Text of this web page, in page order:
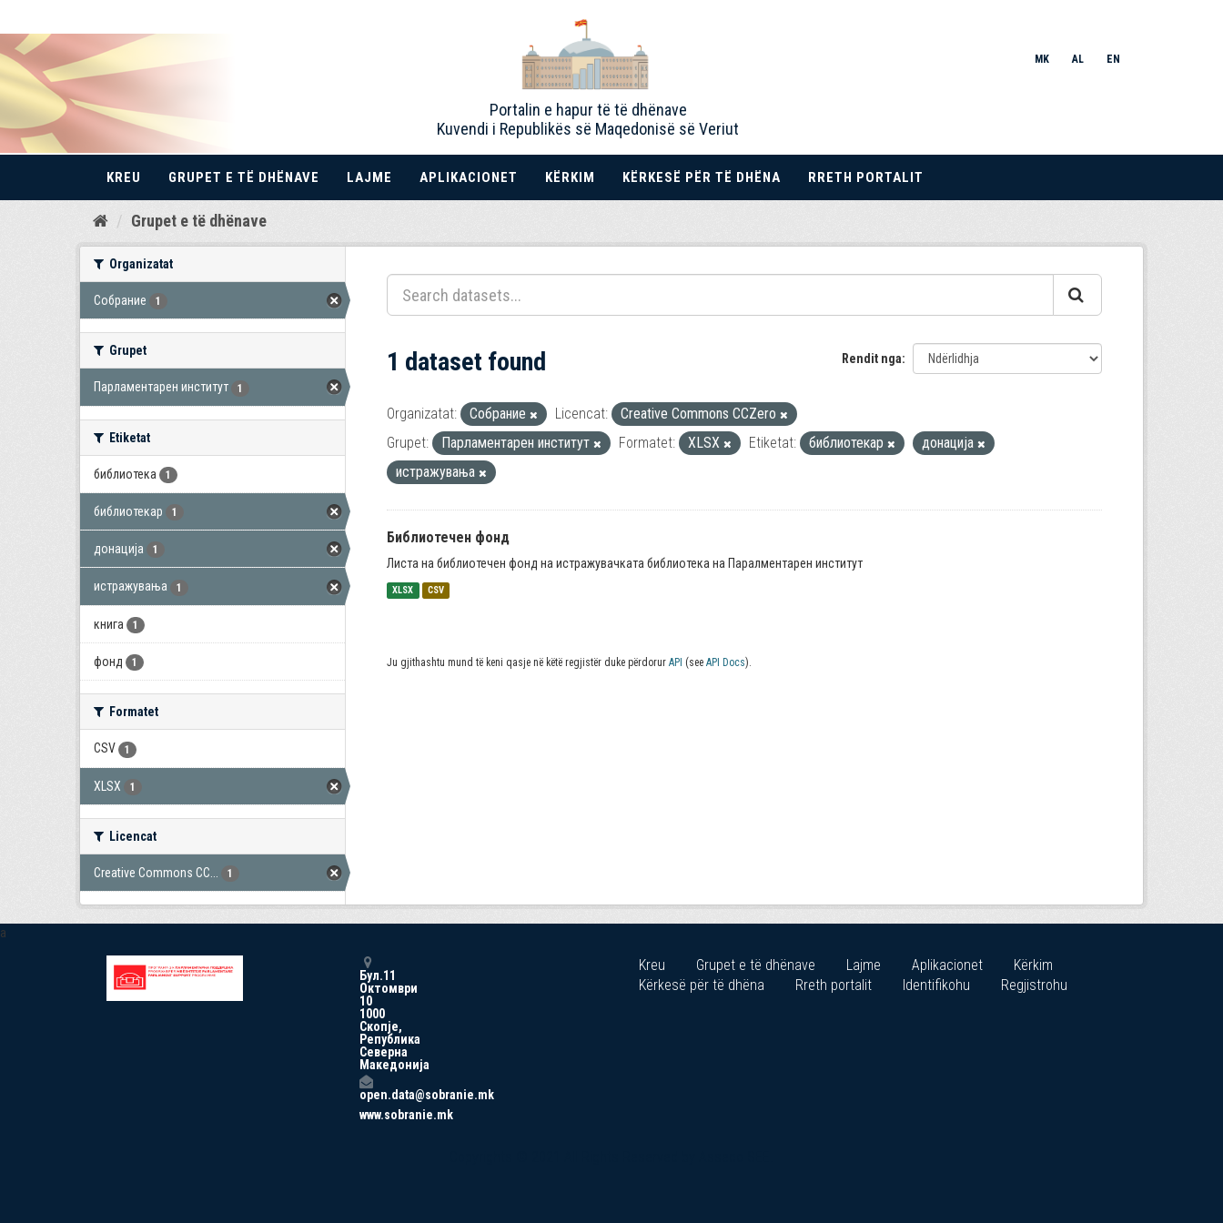
Kalo
Portalin e hapur të të dhënave
Kuvendi i Republikës së Maqedonisë së Veriut
MK AL EN
KREU GRUPET E TË DHËNAVE LAJME APLIKACIONET KËRKIM KËRKESË PËR TË DHËNA RRETH PORTALIT
Grupet e të dhënave
Organizatat
Собрание 1
Grupet
Парламентарен институт 1
Etiketat
библиотека 1
библиотекар 1
донација 1
истражувања 1
книга 1
фонд 1
Formatet
CSV 1
XLSX 1
Licencat
Creative Commons CC... 1
Rendit nga
1 dataset found
Organizatat: Собрание Licencat:
Creative Commons CCZero
Grupet:
Парламентарен институт Formatet: XLSX Etiketat: библиотекар
донација
истражувања
Библиотечен фонд
Листа на библиотечен фонд на истражувачката библиотека на Паралментарен институт
XLSX CSV
Ju gjithashtu mund të keni qasje në këtë regjistër duke përdorur API (see API Docs).
a
Бул.11
Октомври
10
1000
Скопје,
Република
Северна
Македонија
open.data@sobranie.mk
www.sobranie.mk
Kreu Grupet e të dhënave Lajme Aplikacionet
Kërkim
Kërkesë për të dhëna
Rreth portalit Identifikohu Regjistrohu